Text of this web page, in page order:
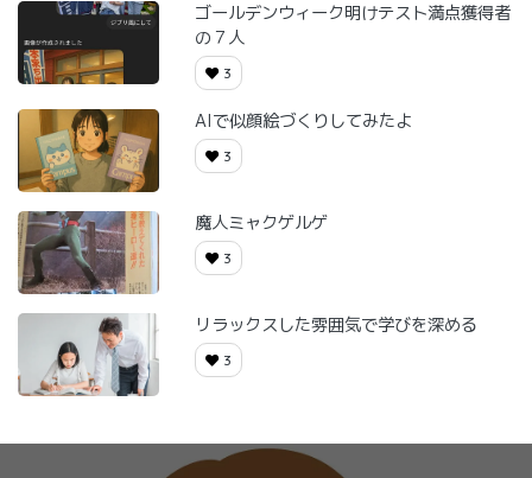
ゴールデンウィーク明けテスト満点獲得者
の７人
3
AIで似顔絵づくりしてみたよ
3
魔人ミャクゲルゲ
3
リラックスした雰囲気で学びを深める
3